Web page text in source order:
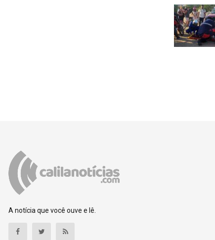
A notícia que você ouve e lê.